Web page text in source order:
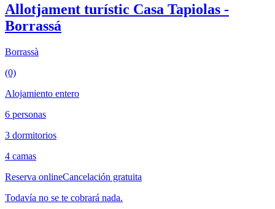
Allotjament turístic Casa Tapiolas -
Borrassá
Borrassà
(0)
Alojamiento entero
6 personas
3 dormitorios
4 camas
Reserva onlineCancelación gratuita
Todavía no se te cobrará nada.